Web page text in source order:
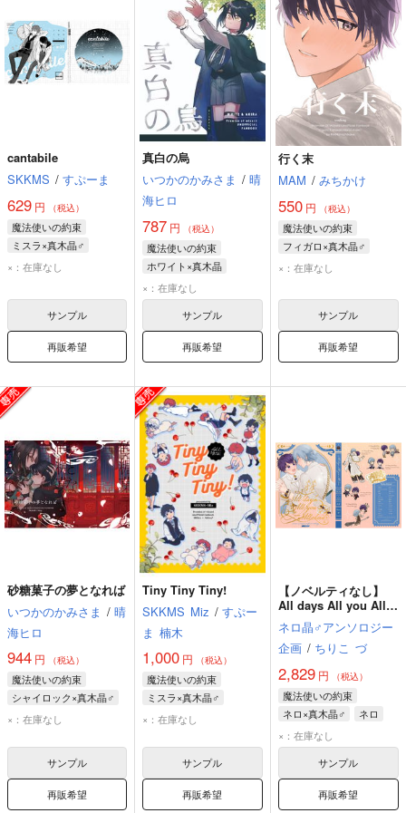
cantabile
SKKMS / すぷーま
629 円 （税込）
魔法使いの約束
ミスラ×真木晶♂
ミスラ
真木晶♂
×：在庫なし
サンプル
再販希望
真白の烏
いつかのかみさま / 晴
海ヒロ
787 円 （税込）
魔法使いの約束
ホワイト×真木晶
ホワイト
×：在庫なし
サンプル
再販希望
行く末
MAM / みちかけ
550円 （税込）
魔法使いの約束
フィガロ×真木晶♂
フィガロ
×：在庫なし
サンプル
再販希望
砂糖菓子の夢となれば
いつかのかみさま / 晴
海ヒロ
944 円 （税込）
魔法使いの約束
シャイロック×真木晶♂
シャイロック
×：在庫なし
サンプル
再販希望
Tiny Tiny Tiny!
SKKMS Miz / すぷー
ま 楠木
1,000 円 （税込）
魔法使いの約束
ミスラ×真木晶♂
ミスラ
真木晶♂
×：在庫なし
サンプル
再販希望
【ノベルティなし】
All days All you All
love
ネロ晶♂アンソロジー
企画 / ちりこ づ
2,829円 （税込）
魔法使いの約束
ネロ×真木晶♂
ネロ
真木晶♂
×：在庫なし
サンプル
再販希望